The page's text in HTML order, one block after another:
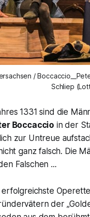
/
Schliep
1331 sind die
Boccaccio in der
zur Untreue
ganz falsch. Die
Falschen ...
Operette
der